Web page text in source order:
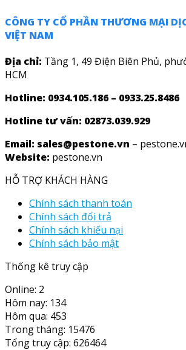
CÔNG TY CỔ PHẦN THƯƠNG MẠI
VIỆT NAM
Địa chỉ: Tầng 1, 49 Điện Biên Phủ,
HCM
Hotline: 0934.105.186 – 0933.25.8486
Hotline tư vấn: 02873.039.929
Email: sales@pestone.vn –
Website: pestone.vn
HỖ TRỢ KHÁCH HÀNG
Chính sách thanh toán
Chính sách đổi trả
Chính sách khiếu nại
Chính sách bảo mật
Thống kê truy cập
Online: 2
Hôm nay: 134
Hôm qua: 453
Trong tháng: 15476
Tổng truy cập: 626464